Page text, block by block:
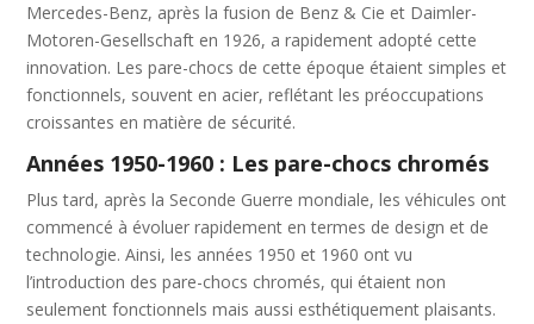
Mercedes-Benz, après la fusion de Benz & Cie et Daimler-
Motoren-Gesellschaft en 1926, a rapidement adopté cette
innovation. Les pare-chocs de cette époque étaient simples et
fonctionnels, souvent en acier, reflétant les préoccupations
croissantes en matière de sécurité.
Années 1950-1960 : Les pare-chocs chromés
Plus tard, après la Seconde Guerre mondiale, les véhicules ont
commencé à évoluer rapidement en termes de design et de
technologie. Ainsi, les années 1950 et 1960 ont vu
l’introduction des pare-chocs chromés, qui étaient non
seulement fonctionnels mais aussi esthétiquement plaisants.